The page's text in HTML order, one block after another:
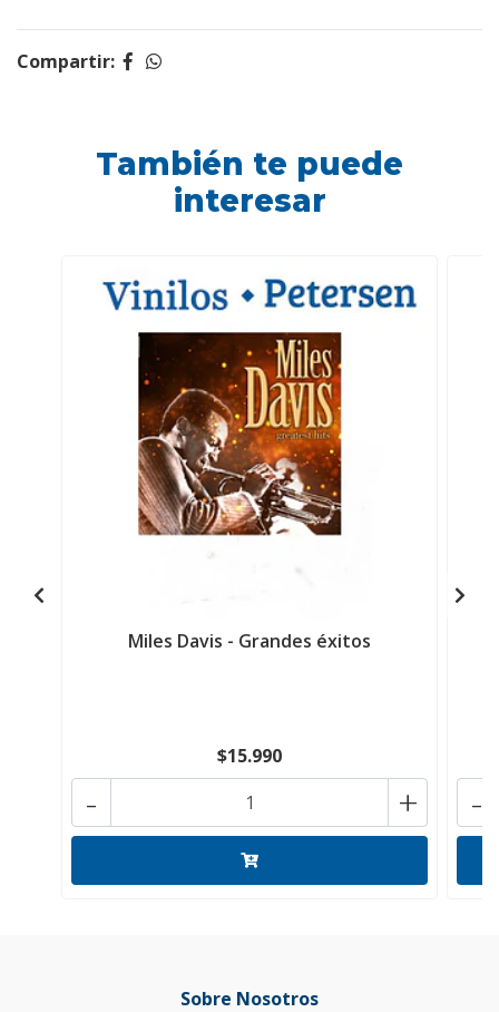
Compartir:
También te puede
interesar
Miles Davis - Grandes éxitos
$15.990
+
- -
Sobre Nosotros